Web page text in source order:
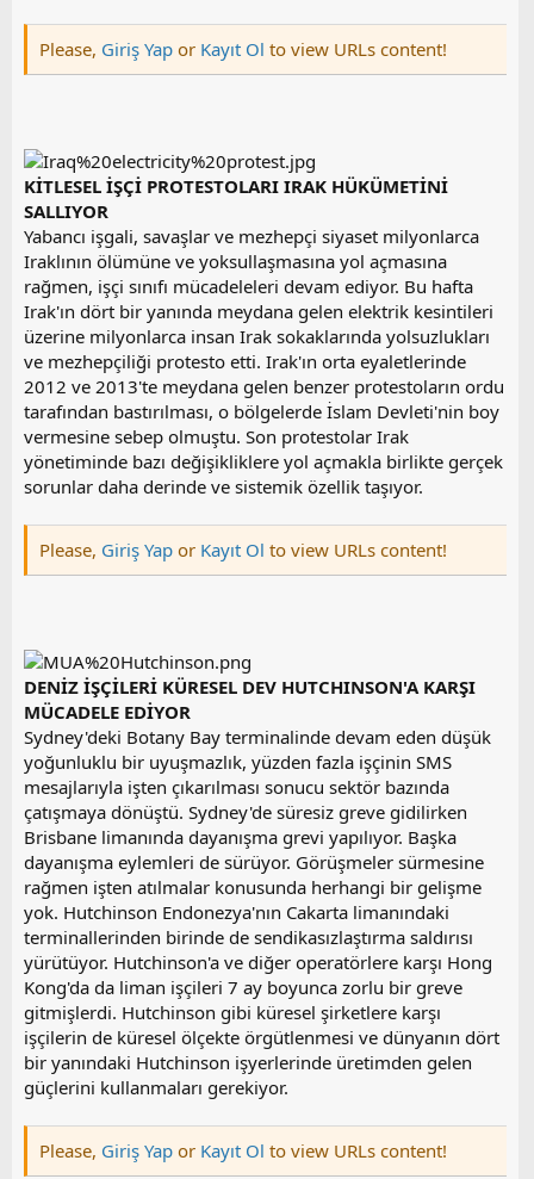
Please, Giriş Yap or Kayıt Ol to view URLs content!
KİTLESEL İŞÇİ PROTESTOLARI IRAK HÜKÜMETİNİ
SALLIYOR
Yabancı işgali, savaşlar ve mezhepçi siyaset milyonlarca
Iraklının ölümüne ve yoksullaşmasına yol açmasına
rağmen, işçi sınıfı mücadeleleri devam ediyor. Bu hafta
Irak'ın dört bir yanında meydana gelen elektrik kesintileri
üzerine milyonlarca insan Irak sokaklarında yolsuzlukları
ve mezhepçiliği protesto etti. Irak'ın orta eyaletlerinde
2012 ve 2013'te meydana gelen benzer protestoların ordu
tarafından bastırılması, o bölgelerde İslam Devleti'nin boy
vermesine sebep olmuştu. Son protestolar Irak
yönetiminde bazı değişikliklere yol açmakla birlikte gerçek
sorunlar daha derinde ve sistemik özellik taşıyor.
Please, Giriş Yap or Kayıt Ol to view URLs content!
DENİZ İŞÇİLERİ KÜRESEL DEV HUTCHINSON'A KARŞI
MÜCADELE EDİYOR
Sydney'deki Botany Bay terminalinde devam eden düşük
yoğunluklu bir uyuşmazlık, yüzden fazla işçinin SMS
mesajlarıyla işten çıkarılması sonucu sektör bazında
çatışmaya dönüştü. Sydney'de süresiz greve gidilirken
Brisbane limanında dayanışma grevi yapılıyor. Başka
dayanışma eylemleri de sürüyor. Görüşmeler sürmesine
rağmen işten atılmalar konusunda herhangi bir gelişme
yok. Hutchinson Endonezya'nın Cakarta limanındaki
terminallerinden birinde de sendikasızlaştırma saldırısı
yürütüyor. Hutchinson'a ve diğer operatörlere karşı Hong
Kong'da da liman işçileri 7 ay boyunca zorlu bir greve
gitmişlerdi. Hutchinson gibi küresel şirketlere karşı
işçilerin de küresel ölçekte örgütlenmesi ve dünyanın dört
bir yanındaki Hutchinson işyerlerinde üretimden gelen
güçlerini kullanmaları gerekiyor.
Please, Giriş Yap or Kayıt Ol to view URLs content!